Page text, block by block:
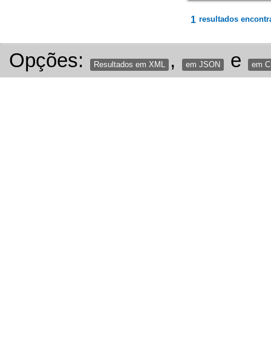
1 resultados
Opções: Resultados em XML , em JSON e em